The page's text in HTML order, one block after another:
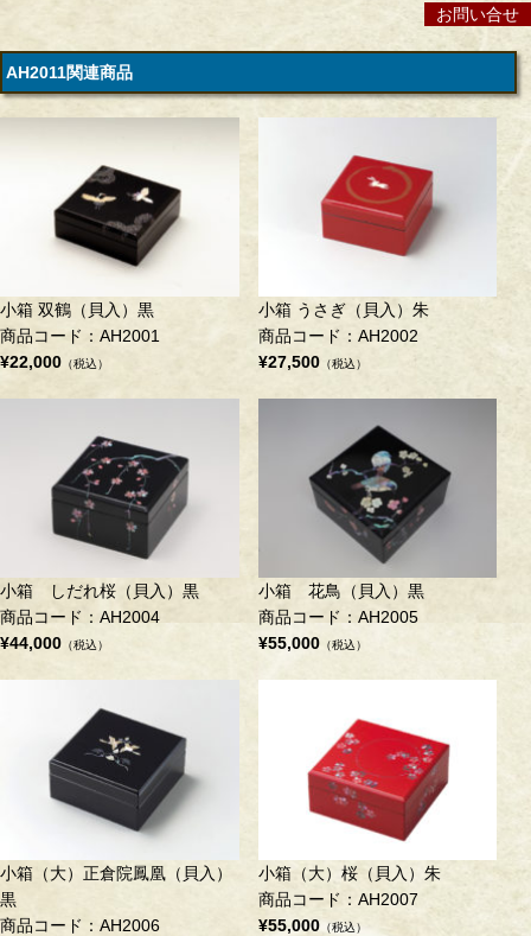
お問い合せ
AH2011関連商品
小箱 双鶴（貝入）黒
商品コード：AH2001
¥22,000 （税込）
小箱 うさぎ（貝入）朱
商品コード：AH2002
¥27,500（税込）
小箱 しだれ桜（貝入）黒
商品コード：AH2004
¥44,000 （税込）
小箱 花鳥（貝入）黒
商品コード：AH2005
¥55,000（税込）
小箱（大）正倉院鳳凰（貝入）
黒
商品コード：AH2006
小箱（大）桜（貝入）朱
商品コード：AH2007
¥55,000（税込）